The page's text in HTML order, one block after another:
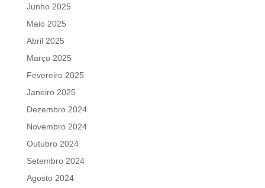
Junho 2025
Maio 2025
Abril 2025
Março 2025
Fevereiro 2025
Janeiro 2025
Dezembro 2024
Novembro 2024
Outubro 2024
Setembro 2024
Agosto 2024